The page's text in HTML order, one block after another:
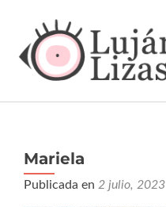
Mariela
Publicada en 2 julio, 2023